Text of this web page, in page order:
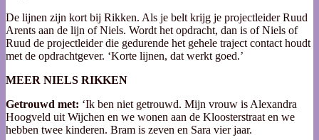
De lijnen zijn kort bij Rikken. Als je belt krijg je projectleider Ruud
Arents aan de lijn of Niels. Wordt het opdracht, dan is of Niels of
Ruud de projectleider die gedurende het gehele traject contact houdt
met de opdrachtgever. ‘Korte lijnen, dat werkt goed.’
MEER NIELS RIKKEN
Getrouwd met: ‘Ik ben niet getrouwd. Mijn vrouw is Alexandra
Hoogveld uit Wijchen en we wonen aan de Kloosterstraat en we
hebben twee kinderen. Bram is zeven en Sara vier jaar.